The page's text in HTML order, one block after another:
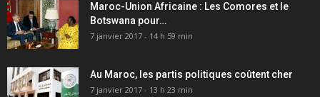
Maroc-Union Africaine : Les Comores et le
Botswana pour…
7 janvier 2017 - 14 h 59 min
Au Maroc, les partis politiques coûtent cher
7 janvier 2017 - 13 h 23 min